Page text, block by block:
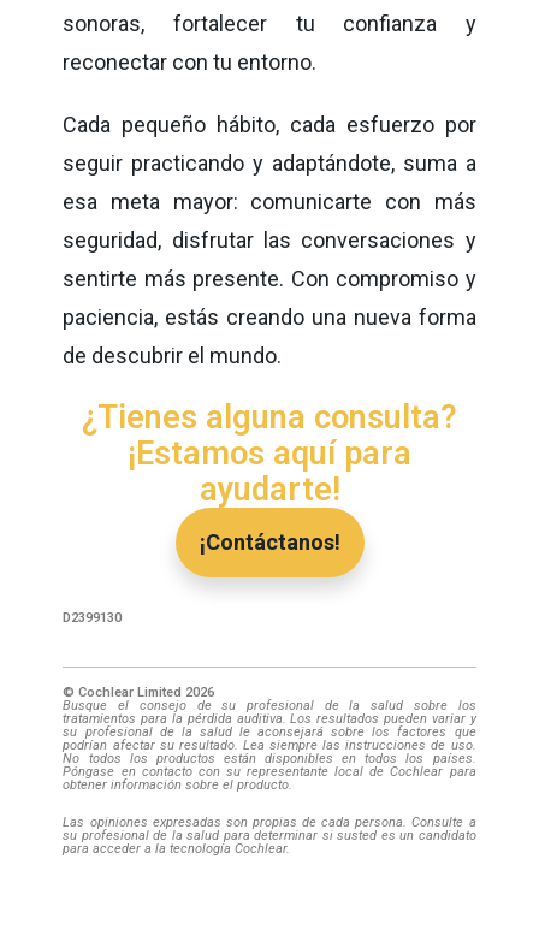
sonoras, fortalecer tu confianza y
reconectar con tu entorno.
Cada pequeño hábito, cada esfuerzo por
seguir practicando y adaptándote, suma a
esa meta mayor: comunicarte con más
seguridad, disfrutar las conversaciones y
sentirte más presente. Con compromiso y
paciencia, estás creando una nueva forma
de descubrir el mundo.
¿Tienes alguna consulta?
¡Estamos aquí para
ayudarte!
¡Contáctanos!
D2399130
© Cochlear Limited 2026
Busque el consejo de su profesional de la salud sobre los
tratamientos para la pérdida auditiva. Los resultados pueden variar y
su profesional de la salud le aconsejará sobre los factores que
podrían afectar su resultado. Leasiempre las instrucciones de uso.
No todos los productos están disponibles en todos los países.
Póngase en contacto con su representante local de Cochlear para
obtener información sobre el producto.
Las opiniones expresadas son propias de cada persona. Consulte a
su profesional de la salud para determinar si susted es un candidato
para acceder a la tecnología Cochlear.